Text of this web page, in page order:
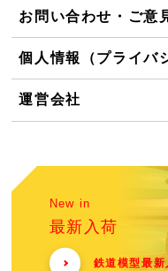
お問い合わせ・ご意
個人情報（プライバ
運営会社
New in
最新入荷
鉄道模型最